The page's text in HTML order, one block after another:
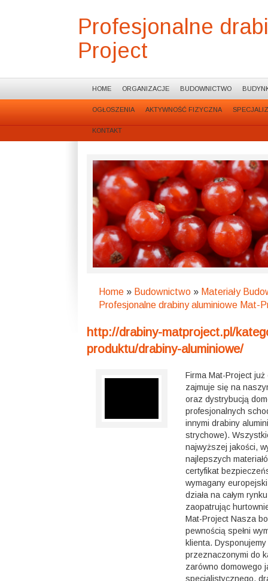
Profesjonalne
Project
HOME ORGANIZACJE BUDOWNICTWO
OGŁOSZENIA AKTYWNOŚĆ FIZYCZNA
KONTAKT
Home » Budownictwo » Materiały
Profesjonalne drabiny aluminiowe Mat-
http://drabiny-matproject.pl/
produktu/drabiny-aluminiowe/
Firma Mat-Project
zajmuje się na
oraz dystrybucją
profesjonalnych
innymi drabiny
strychowe).
najwyższej jakości,
najlepszych
certyfikat
wymagany
działa na całym
zaopatrując
Mat-Project Nasza
pewnością spełni
klienta.
przeznaczonymi do
zarówno domowego
specjalistycznego,